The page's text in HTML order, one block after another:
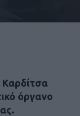
όργανο